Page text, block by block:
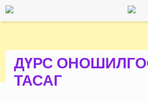
ДҮРС
ТАСАГ